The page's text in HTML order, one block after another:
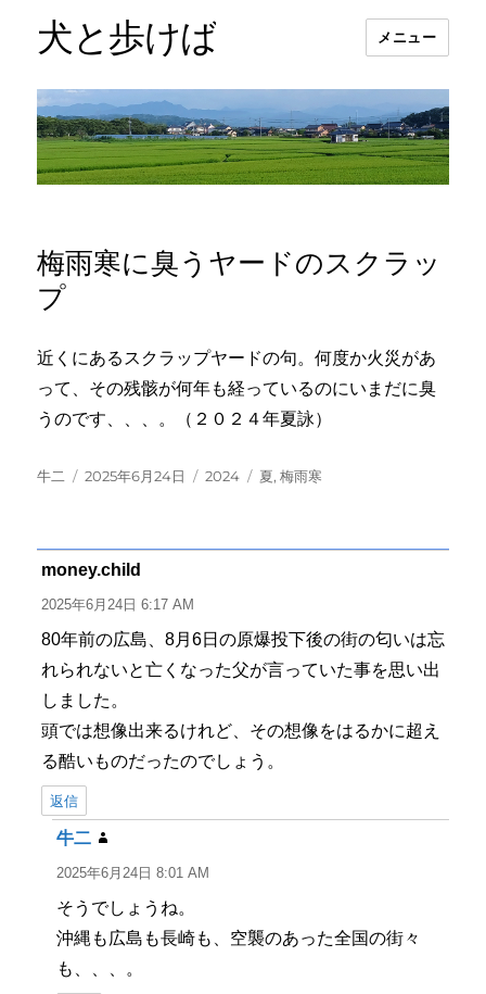
犬と歩けば メニュー
梅雨寒に臭うヤードのスクラッ
プ
近くにあるスクラップヤードの句。何度か火災があ
って、その残骸が何年も経っているのにいまだに臭
うのです、、、。（２０２４年夏詠）
投
牛二
投
2025年6月24日
カ
2024
タ
夏,梅雨寒
money.child
り:
2025年6月24日 6:17 AM
80年前の広島、8月6日の原爆投下後の街の匂いは忘
れられないと亡くなった父が言っていた事を思い出
しました。
頭では想像出来るけれど、その想像をはるかに超え
る酷いものだったのでしょう。
返信
牛二
り:
2025年6月24日 8:01 AM
そうでしょうね。
沖縄も広島も長崎も、空襲のあった全国の街々
も、、、。